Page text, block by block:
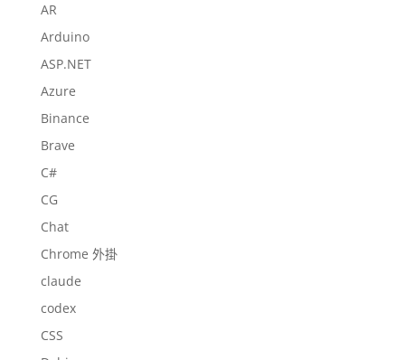
AR
Arduino
ASP.NET
Azure
Binance
Brave
C#
CG
Chat
Chrome 外掛
claude
codex
CSS